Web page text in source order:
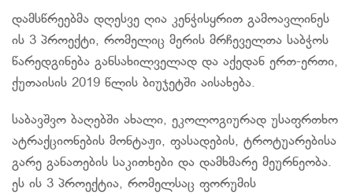
დამსწრეებმა დღესვე ღია კენჭისყრით გამოავლინეს
ის 3 პროექტი, რომელიც მერის მრჩეველთა საბჭოს
წარედგინება განსახილველად და აქედან ერთ-ერთი,
ქუთაისის 2019 წლის ბიუჯეტში აისახება.
საბავშვო ბაღებში ახალი, ეკოლოგიურად უსაფრთხო
ატრაქციონების მონტაჟი, ფასადების, ტროტუარებისა
გარე განათების საკითხები და დამხმარე მეურნეობა.
ეს ის 3 პროექტია, რომელსაც ფორუმის